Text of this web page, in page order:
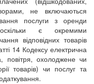
не включаються
послуги з оренди
є окремими
відповідних товарів
14 Кодексу електрична
повітря, охолоджене чи
товарів) чи послуг та